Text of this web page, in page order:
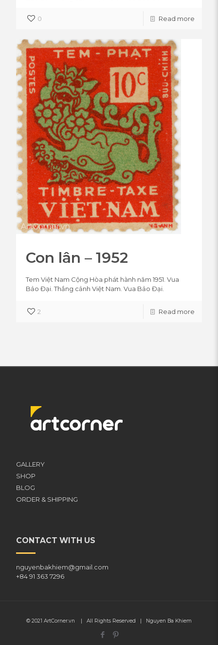
0 Read more
Con lân – 1952
Tem Việt Nam Cộng Hòa phát hành năm 1951. Vua
Bảo Đại. Thắng cảnh Việt Nam. Vua Bảo Đại.
2 Read more
GALLERY
SHOP
BLOG
ORDER & SHIPPING
CONTACT WITH US
nguyenbakhiem@gmail.com
+84 91 363 7296
© 2021 ArtCorner.vn | All Rights Reserved | Nguyen Ba Khiem